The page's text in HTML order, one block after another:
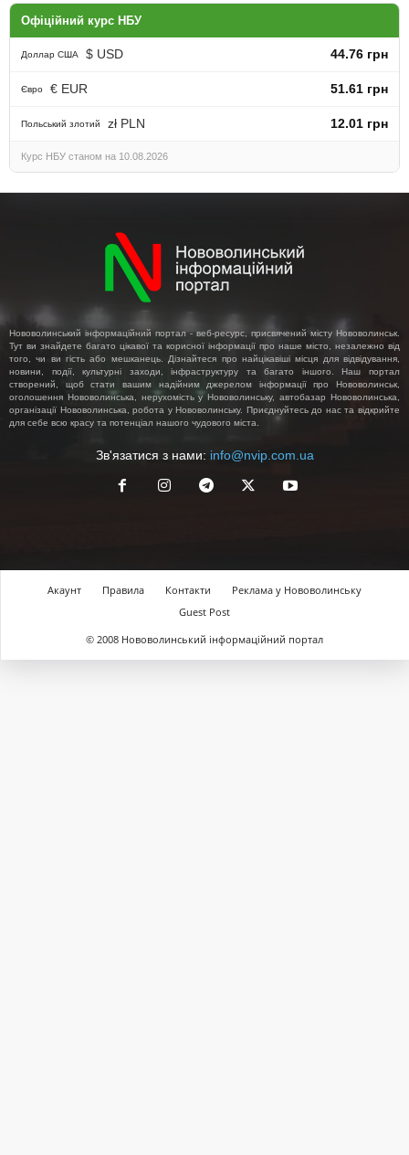
Офіційний курс НБУ
Доллар США $ USD 44.76 грн
Євро € EUR 51.61 грн
Польський злотий zł PLN 12.01 грн
Курс НБУ станом на 10.08.2026
Нововолинський інформаційний портал - веб-ресурс, присвячений місту Нововолинськ.
Тут ви знайдете багато цікавої та корисної інформації про наше місто, незалежно від
того, чи ви гість або мешканець. Дізнайтеся про найцікавіші місця для відвідування,
новини, події, культурні заходи, інфраструктуру та багато іншого. Наш портал
створений, щоб стати вашим надійним джерелом інформації про Нововолинськ,
оголошення Нововолинська, нерухомість у Нововолинську, автобазар Нововолинська,
організації Нововолинська, робота у Нововолинську. Приєднуйтесь до нас та відкрийте
для себе всю красу та потенціал нашого чудового міста.
Зв'язатися з нами: info@nvip.com.ua
Акаунт Правила Контакти
Реклама у Нововолинську
Guest Post
© 2008 Нововолинський інформаційний портал